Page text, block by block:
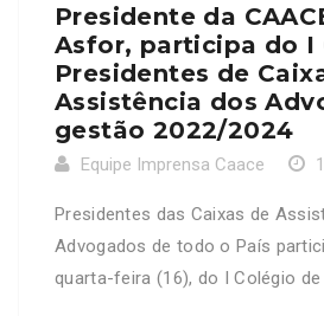
Presidente da
Asfor, participa do I
Presidentes de
Assistência dos
gestão 2022/2024
Equipe Imprensa Caace
Presidentes das Caixas de
Advogados de todo o País
quarta-feira (16), do I Colégio